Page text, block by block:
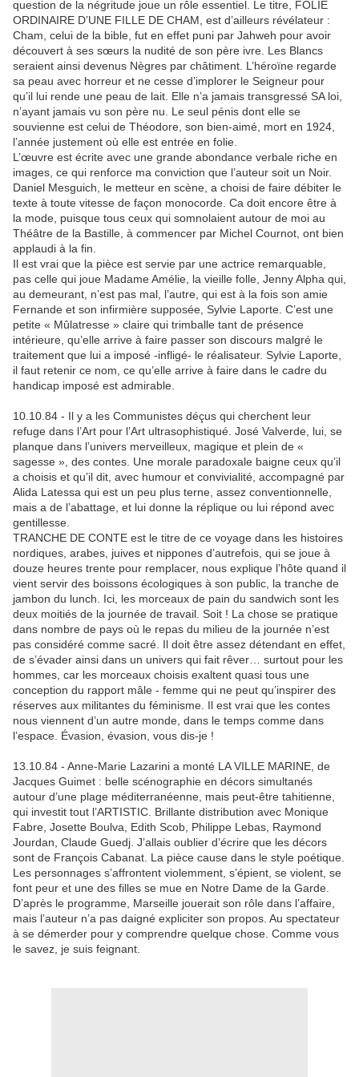
question de la négritude joue un rôle essentiel. Le titre, FOLIE
ORDINAIRE D’UNE FILLE DE CHAM, est d’ailleurs révélateur :
Cham, celui de la bible, fut en effet puni par Jahweh pour avoir
découvert à ses sœurs la nudité de son père ivre. Les Blancs
seraient ainsi devenus Nègres par châtiment. L’héroïne regarde
sa peau avec horreur et ne cesse d’implorer le Seigneur pour
qu’il lui rende une peau de lait. Elle n’a jamais transgressé SA loi,
n’ayant jamais vu son père nu. Le seul pénis dont elle se
souvienne est celui de Théodore, son bien-aimé, mort en 1924,
l’année justement où elle est entrée en folie.
L’œuvre est écrite avec une grande abondance verbale riche en
images, ce qui renforce ma conviction que l’auteur soit un Noir.
Daniel Mesguich, le metteur en scène, a choisi de faire débiter le
texte à toute vitesse de façon monocorde. Ca doit encore être à
la mode, puisque tous ceux qui somnolaient autour de moi au
Théâtre de la Bastille, à commencer par Michel Cournot, ont bien
applaudi à la fin.
Il est vrai que la pièce est servie par une actrice remarquable,
pas celle qui joue Madame Amélie, la vieille folle, Jenny Alpha qui,
au demeurant, n’est pas mal, l’autre, qui est à la fois son amie
Fernande et son infirmière supposée, Sylvie Laporte. C’est une
petite « Mûlatresse » claire qui trimballe tant de présence
intérieure, qu’elle arrive à faire passer son discours malgré le
traitement que lui a imposé -infligé- le réalisateur. Sylvie Laporte,
il faut retenir ce nom, ce qu’elle arrive à faire dans le cadre du
handicap imposé est admirable.
10.10.84 - Il y a les Communistes déçus qui cherchent leur
refuge dans l’Art pour l’Art ultrasophistiqué. José Valverde, lui, se
planque dans l’univers merveilleux, magique et plein de «
sagesse », des contes. Une morale paradoxale baigne ceux qu’il
a choisis et qu’il dit, avec humour et convivialité, accompagné par
Alida Latessa qui est un peu plus terne, assez conventionnelle,
mais a de l’abattage, et lui donne la réplique ou lui répond avec
gentillesse.
TRANCHE DE CONTE est le titre de ce voyage dans les histoires
nordiques, arabes, juives et nippones d’autrefois, qui se joue à
douze heures trente pour remplacer, nous explique l’hôte quand il
vient servir des boissons écologiques à son public, la tranche de
jambon du lunch. Ici, les morceaux de pain du sandwich sont les
deux moitiés de la journée de travail. Soit ! La chose se pratique
dans nombre de pays où le repas du milieu de la journée n’est
pas considéré comme sacré. Il doit être assez détendant en effet,
de s’évader ainsi dans un univers qui fait rêver… surtout pour les
hommes, car les morceaux choisis exaltent quasi tous une
conception du rapport mâle - femme qui ne peut qu’inspirer des
réserves aux militantes du féminisme. Il est vrai que les contes
nous viennent d’un autre monde, dans le temps comme dans
l’espace. Évasion, évasion, vous dis-je !
13.10.84 - Anne-Marie Lazarini a monté LA VILLE MARINE, de
Jacques Guimet : belle scénographie en décors simultanés
autour d’une plage méditerranéenne, mais peut-être tahitienne,
qui investit tout l’ARTISTIC. Brillante distribution avec Monique
Fabre, Josette Boulva, Edith Scob, Philippe Lebas, Raymond
Jourdan, Claude Guedj. J’allais oublier d’écrire que les décors
sont de François Cabanat. La pièce cause dans le style poétique.
Les personnages s’affrontent violemment, s’épient, se violent, se
font peur et une des filles se mue en Notre Dame de la Garde.
D’après le programme, Marseille jouerait son rôle dans l’affaire,
mais l’auteur n’a pas daigné expliciter son propos. Au spectateur
à se démerder pour y comprendre quelque chose. Comme vous
le savez, je suis feignant.